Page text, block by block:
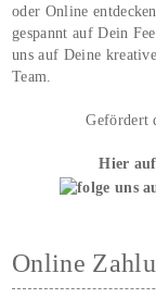
oder Online
gespannt auf Dein
uns auf Deine
Team.
Gefördert
Hier
Online